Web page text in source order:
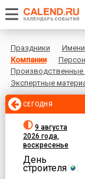
Праздники
Компании
Производственные
Экспертные
СЕГОДНЯ
9 августа
2026 года,
воскресенье
День
строителя